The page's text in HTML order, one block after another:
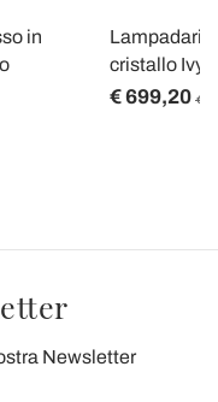
in
Lampadario
cristallo Ivy,
€ 699,20 €
Newsletter